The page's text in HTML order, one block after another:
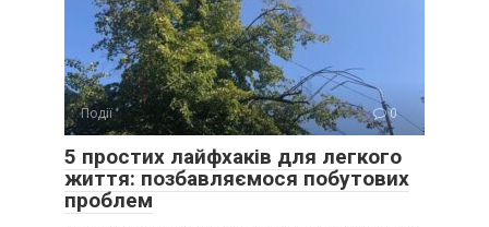
Події 0
5 простих лайфхаків для легкого
життя: позбавляємося побутових
проблем